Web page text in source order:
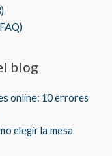
blog
online: 10 errores
elegir la mesa